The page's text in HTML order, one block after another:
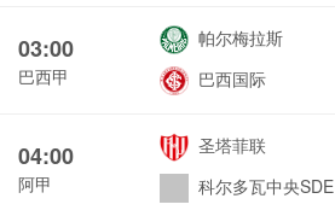
03:00
巴西甲
帕尔梅拉斯
巴西国际
04:00
阿甲
圣塔菲联
科尔多瓦中央SDE